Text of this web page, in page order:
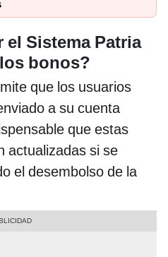
el Sistema Patria
bonos?
que los usuarios
a su cuenta
que estas
actualizadas si se
el desembolso de la